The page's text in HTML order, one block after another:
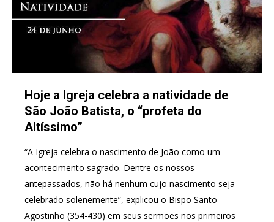
Hoje a Igreja celebra a natividade de
São João Batista, o “profeta do
Altíssimo”
“A Igreja celebra o nascimento de João como um
acontecimento sagrado. Dentre os nossos
antepassados, não há nenhum cujo nascimento seja
celebrado solenemente”, explicou o Bispo Santo
Agostinho (354-430) em seus sermões nos primeiros